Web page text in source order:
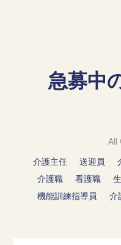
急募中
All
介護主任
送迎員
介護職
看護職
機能訓練指導員
介